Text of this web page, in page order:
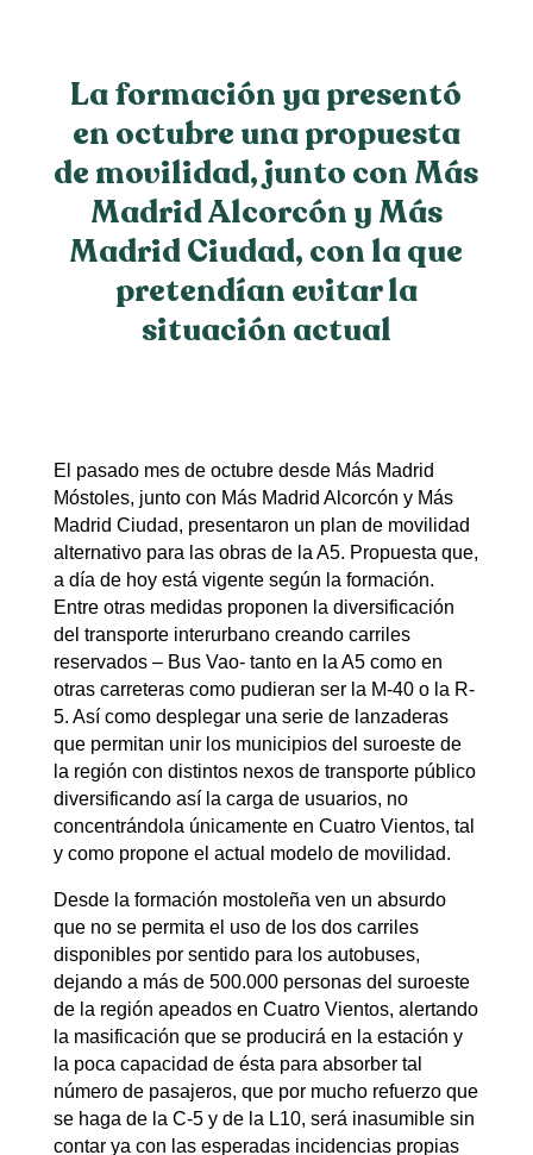
La formación ya presentó
en octubre una propuesta
de movilidad, junto con Más
Madrid Alcorcón y Más
Madrid Ciudad, con la que
pretendían evitar la
situación actual
El pasado mes de octubre desde Más Madrid
Móstoles, junto con Más Madrid Alcorcón y Más
Madrid Ciudad, presentaron un plan de movilidad
alternativo para las obras de la A5. Propuesta que,
a día de hoy está vigente según la formación.
Entre otras medidas proponen la diversificación
del transporte interurbano creando carriles
reservados – Bus Vao- tanto en la A5 como en
otras carreteras como pudieran ser la M-40 o la R-
5. Así como desplegar una serie de lanzaderas
que permitan unir los municipios del suroeste de
la región con distintos nexos de transporte público
diversificando así la carga de usuarios, no
concentrándola únicamente en Cuatro Vientos, tal
y como propone el actual modelo de movilidad.
Desde la formación mostoleña ven un absurdo
que no se permita el uso de los dos carriles
disponibles por sentido para los autobuses,
dejando a más de 500.000 personas del suroeste
de la región apeados en Cuatro Vientos, alertando
la masificación que se producirá en la estación y
la poca capacidad de ésta para absorber tal
número de pasajeros, que por mucho refuerzo que
se haga de la C-5 y de la L10, será inasumible sin
contar ya con las esperadas incidencias propias